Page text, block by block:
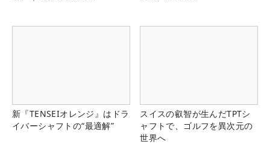
新『TENSEIオレンジ』はドラ
イバーシャフトの“最適解”
スイスの叡智が生んだTPTシ
ャフトで、ゴルフを異次元の
世界へ